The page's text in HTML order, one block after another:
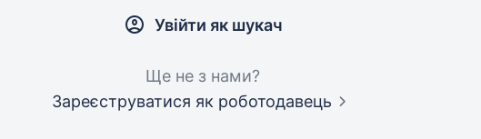
Увійти як шукач
Ще не з нами?
Зареєструватися як роботодавець